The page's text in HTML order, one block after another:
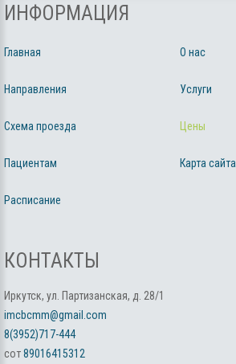
ИНФОРМАЦИЯ
Главная О нас
Направления Услуги
Схема проезда Цены
Пациентам Карта сайта
Расписание
КОНТАКТЫ
Иркутск, ул. Партизанская, д. 28/1
imcbcmm@gmail.com
8(3952)717-444
сот89016415312